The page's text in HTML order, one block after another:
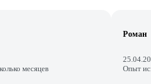
месяцев
Роман
Опыт